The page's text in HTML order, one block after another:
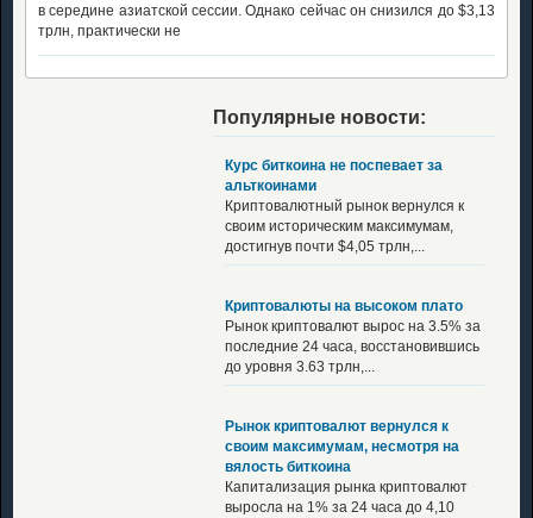
в середине азиатской сессии. Однако сейчас он снизился до $3,13
трлн, практически не
Популярные новости:
Курс биткоина не поспевает за
альткоинами
Криптовалютный рынок вернулся к
своим историческим максимумам,
достигнув почти $4,05 трлн,...
Криптовалюты на высоком плато
Рынок криптовалют вырос на 3.5% за
последние 24 часа, восстановившись
до уровня 3.63 трлн,...
Рынок криптовалют вернулся к
своим максимумам, несмотря на
вялость биткоина
Капитализация рынка криптовалют
выросла на 1% за 24 часа до 4,10